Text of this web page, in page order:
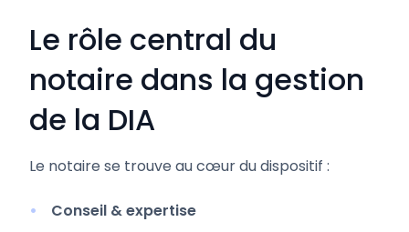
Le rôle central du
notaire dans la gestion
de la DIA
Le notaire se trouve au cœur du dispositif :
Conseil & expertise